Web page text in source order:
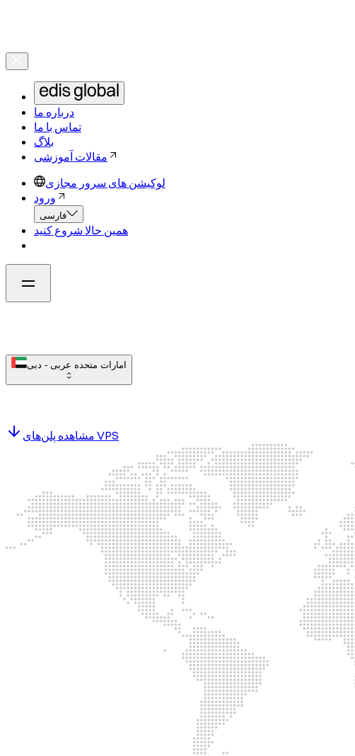
درباره ما
تماس با ما
بلاگ
مقالات آموزشی
لوکیشن های سرور مجازی
ورود
فارسی
همین حالا شروع کنید
امارات متحده عربی - دبی
مشاهده پلن‌های VPS